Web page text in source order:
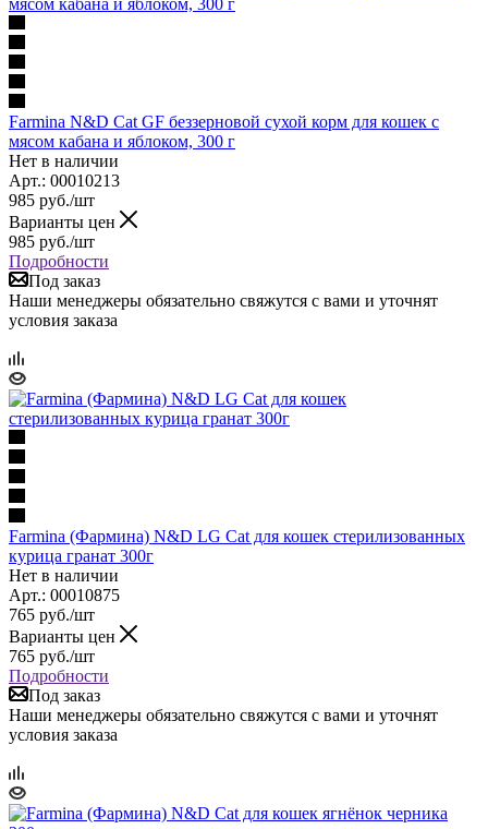
Farmina N&D Cat GF беззерновой сухой корм для кошек с
мясом кабана и яблоком, 300 г
Нет в наличии
Арт.: 00010213
985 руб./шт
Варианты цен
985 руб./шт
Подробности
Под заказ
Наши менеджеры обязательно свяжутся с вами и уточнят
условия заказа
Farmina (Фармина) N&D LG Cat для кошек стерилизованных
курица гранат 300г
Нет в наличии
Арт.: 00010875
765 руб./шт
Варианты цен
765 руб./шт
Подробности
Под заказ
Наши менеджеры обязательно свяжутся с вами и уточнят
условия заказа